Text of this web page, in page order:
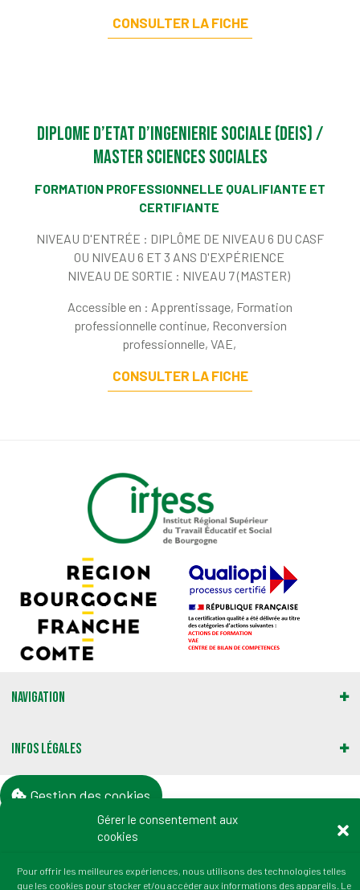
Gérer le consentement aux
cookies
Pour offrir les meilleures expériences, nous utilisons des technologies telles
que les cookies pour stocker et/ou accéder aux informations des appareils. Le
CONSULTER LA FICHE
DIPLOME D’ETAT D’INGENIERIE SOCIALE (DEIS) /
MASTER SCIENCES SOCIALES
FORMATION PROFESSIONNELLE QUALIFIANTE ET
CERTIFIANTE
NIVEAU D'ENTRÉE : DIPLÔME DE NIVEAU 6 DU CASF
OU NIVEAU 6 ET 3 ANS D'EXPÉRIENCE
NIVEAU DE SORTIE : NIVEAU 7 (MASTER)
Accessible en : Apprentissage, Formation
professionnelle continue, Reconversion
professionnelle, VAE,
CONSULTER LA FICHE
Navigation
Infos légales
Gestion des cookies
21000 Dijon